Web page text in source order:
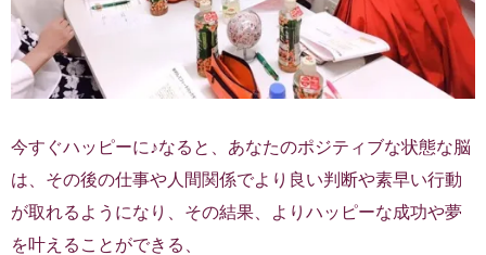
今すぐハッピーに♪なると、あなたのポジティブな状態な脳
は、その後の仕事や人間関係でより良い判断や素早い行動
が取れるようになり、その結果、よりハッピーな成功や夢
を叶えることができる、